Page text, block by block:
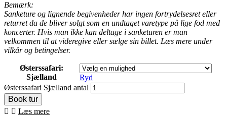
Bemærk:
Sanketure og lignende begivenheder har ingen fortrydelsesret eller
returret da de bliver solgt som en undtaget varetype på lige fod med
koncerter. Hvis man ikke kan deltage i sanketuren er man
velkommen til at videregive eller sælge sin billet. Læs mere under
vilkår og betingelser.
Østerssafari:
Sjælland
Ryd
Østerssafari Sjælland antal
Læs mere